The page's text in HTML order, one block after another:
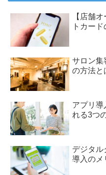
【店舗
トカー
サロン集
の方法と
アプリ導
れる3つ
デジタル
導入のメ